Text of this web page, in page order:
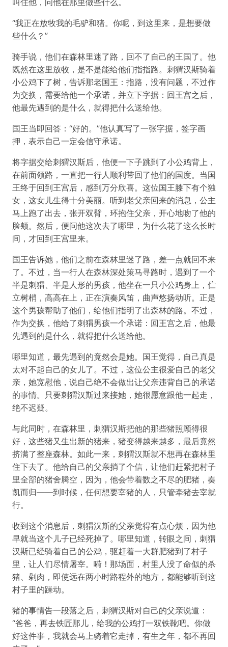
叫住他，问他在那里做些什么。
“我正在放牧我的毛驴和猪。你呢，到这里来，是想要做
些什么？”
骑手说，他们在森林里迷了路，回不了自己的王国了。他
既然在这里放牧，是不是能给他们指指路。刺猬汉斯骑着
小公鸡下了树，告诉那老国王：指路，没有问题，不过作
为交换，需要给他一个承诺，并立下字据：回王宫之后，
他最先遇到的是什么，就得把什么送给他。
国王当即回答：“好的。”他认真写了一张字据，签字画
押，表示自己一定会信守承诺。
将字据交给刺猬汉斯后，他便一下子跳到了小公鸡背上，
在前面领路，一直把一行人顺利带回了他们的国度。当国
王终于回到王宫后，感到万分欣喜。这位国王膝下有个独
女，这女儿生得十分美丽。听到老父亲回来的消息，公主
马上跑了出去，张开双臂，环抱住父亲，开心地吻了他的
脸颊。然后，便问他这次去了哪里，为什么花了这么长时
间，才回到王宫里来。
国王告诉她，他们之前在森林里迷了路，差一点就回不来
了。不过，当一行人在森林深处策马寻路时，遇到了一个
半是刺猬、半是人形的男孩，他坐在一只小公鸡身上，伫
立树梢，高高在上，正在演奏风笛，曲声悠扬动听。正是
这个男孩帮助了他们，给他们指明了出森林的路。不过，
作为交换，他给了刺猬男孩一个承诺：回王宫之后，他最
先遇到的是什么，就得把什么送给他。
哪里知道，最先遇到的竟然会是她。国王觉得，自己真是
太对不起自己的女儿了。不过，这位公主很爱自己的老父
亲，她宽慰他，说自己绝不会做出让父亲违背自己的承诺
的事情。只要刺猬汉斯过来接她，她很愿意跟他一起走，
绝不迟疑。
与此同时，在森林里，刺猬汉斯把他的那些猪照顾得很
好，这些猪又生出新的猪来，猪变得越来越多，最后竟然
挤满了整座森林。如此一来，刺猬汉斯就不想再在森林里
住下去了。他给自己的父亲捎了个信，让他们赶紧把村子
里全部的猪舍腾空，因为，他会带着数之不尽的肥猪，奏
凯而归——到时候，任何想要宰猪的人，只管牵猪去宰就
行。
收到这个消息后，刺猬汉斯的父亲觉得有点心烦，因为他
早就当这个儿子已经死掉了。哪里知道，转眼之间，刺猬
汉斯已经骑着自己的公鸡，驱赶着一大群肥猪到了村子
里，让人们尽情屠宰。嗬！那场面，村里人没了命似的杀
猪、剁肉，即使远在两小时路程外的地方，都能够听到这
村子里的躁动。
猪的事情告一段落之后，刺猬汉斯对自己的父亲说道：
“爸爸，再去铁匠那儿，给我的公鸡打一双铁靴吧。你做
好这件事，我就会马上骑着它走掉，有生之年，都不再回